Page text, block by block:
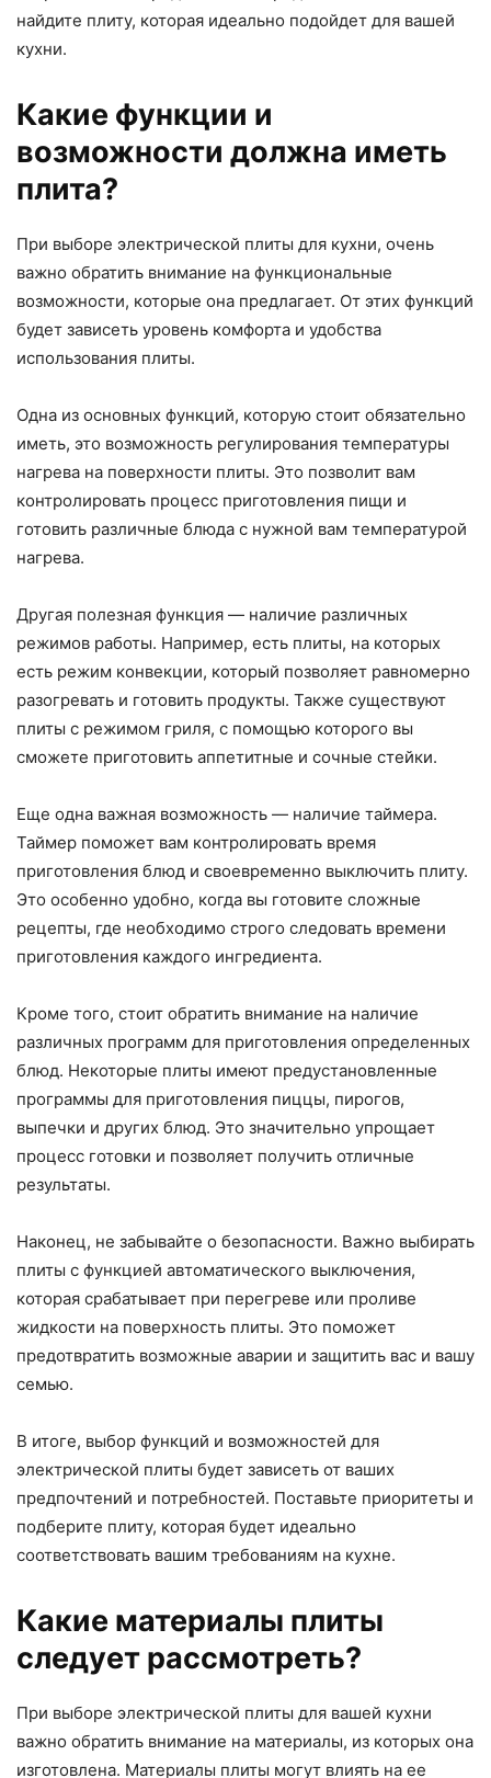
найдите плиту, которая идеально подойдет для вашей
кухни.
Какие функции и
возможности должна иметь
плита?
При выборе электрической плиты для кухни, очень
важно обратить внимание на функциональные
возможности, которые она предлагает. От этих функций
будет зависеть уровень комфорта и удобства
использования плиты.
Одна из основных функций, которую стоит обязательно
иметь, это возможность регулирования температуры
нагрева на поверхности плиты. Это позволит вам
контролировать процесс приготовления пищи и
готовить различные блюда с нужной вам температурой
нагрева.
Другая полезная функция — наличие различных
режимов работы. Например, есть плиты, на которых
есть режим конвекции, который позволяет равномерно
разогревать и готовить продукты. Также существуют
плиты с режимом гриля, с помощью которого вы
сможете приготовить аппетитные и сочные стейки.
Еще одна важная возможность — наличие таймера.
Таймер поможет вам контролировать время
приготовления блюд и своевременно выключить плиту.
Это особенно удобно, когда вы готовите сложные
рецепты, где необходимо строго следовать времени
приготовления каждого ингредиента.
Кроме того, стоит обратить внимание на наличие
различных программ для приготовления определенных
блюд. Некоторые плиты имеют предустановленные
программы для приготовления пиццы, пирогов,
выпечки и других блюд. Это значительно упрощает
процесс готовки и позволяет получить отличные
результаты.
Наконец, не забывайте о безопасности. Важно выбирать
плиты с функцией автоматического выключения,
которая срабатывает при перегреве или проливе
жидкости на поверхность плиты. Это поможет
предотвратить возможные аварии и защитить вас и вашу
семью.
В итоге, выбор функций и возможностей для
электрической плиты будет зависеть от ваших
предпочтений и потребностей. Поставьте приоритеты и
подберите плиту, которая будет идеально
соответствовать вашим требованиям на кухне.
Какие материалы плиты
следует рассмотреть?
При выборе электрической плиты для вашей кухни
важно обратить внимание на материалы, из которых она
изготовлена. Материалы плиты могут влиять на ее